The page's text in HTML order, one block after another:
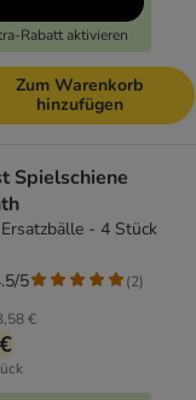
Rabatt aktivieren
Zum Warenkorb
hinzufügen
Spielschiene
- 4 Stück
€
5 (2)